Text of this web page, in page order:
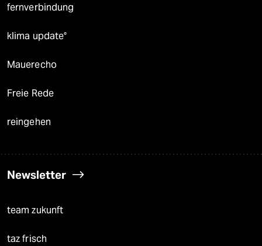
fernverbindung
klima update°
Mauerecho
Freie Rede
reingehen
Newsletter
team zukunft
taz frisch